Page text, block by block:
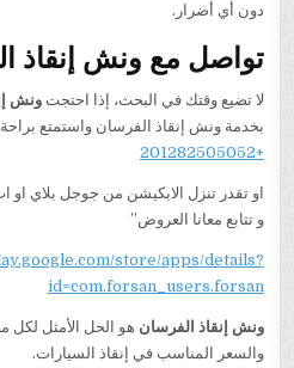
دون أي أضرار.
تواصل مع ونش إنقاذ
لا تضيع وقتك في البحث، إذا احتجتونش
بخدمة ونش إنقاذ الفرسان واستمتع براحة
+201282505052
او تقدر تنزل الابكيشن من جوجل بلاي
و تتابع معانا العروض”
store/apps/details?
id=com.forsan_users.forsan
ونش إنقاذ الفرسان هو الحل الأمثل لكل
والسعر المناسب في إنقاذ السيارات.